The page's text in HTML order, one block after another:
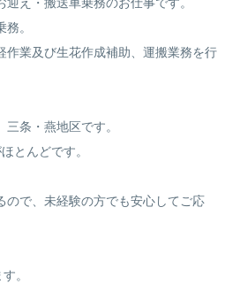
。
作業及び生花作成補助、運搬業務を行
条・燕地区です。
とんどです。
ので、未経験の方でも安心してご応
。